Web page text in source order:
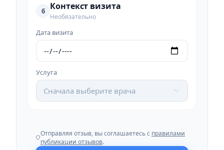
6 Контекст визита
Необязательно
Дата визита
Услуга
Сначала выберите врача
Отправляя отзыв, вы соглашаетесь с правилами
публикации отзывов.